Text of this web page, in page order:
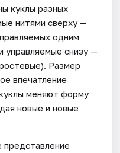
куклы разных
нитями сверху —
одним
управляемые снизу —
Размер
впечатление
меняют форму
новые и новые
представление